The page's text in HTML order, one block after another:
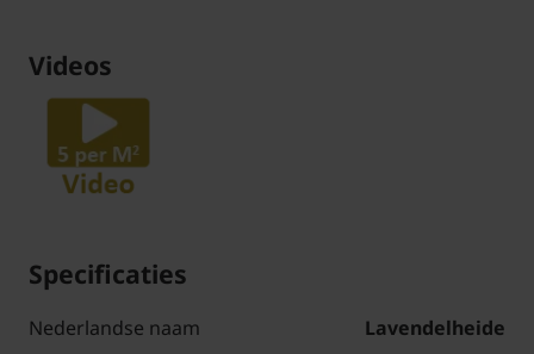
Videos
Specificaties
Nederlandse naam Lavendelheide